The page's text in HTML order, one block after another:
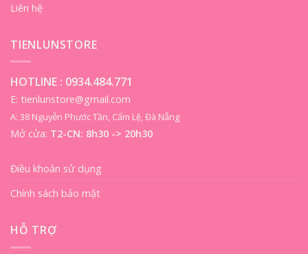
Liên hệ
TIENLUNSTORE
HOTLINE : 0934.484.771
E: tienlunstore@gmail.com
A: 38 Nguyễn Phước Tần, Cẩm Lệ, Đà Nẵng
Mở cửa: T2-CN: 8h30 -> 20h30
Điều khoản sử dụng
Chính sách bảo mật
HỖ TRỢ